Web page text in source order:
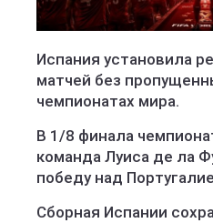
Испания установила
матчей без
чемпионатах мира.
В 1/8 финала
команда Луиса де ла
победу над
Сборная Испании